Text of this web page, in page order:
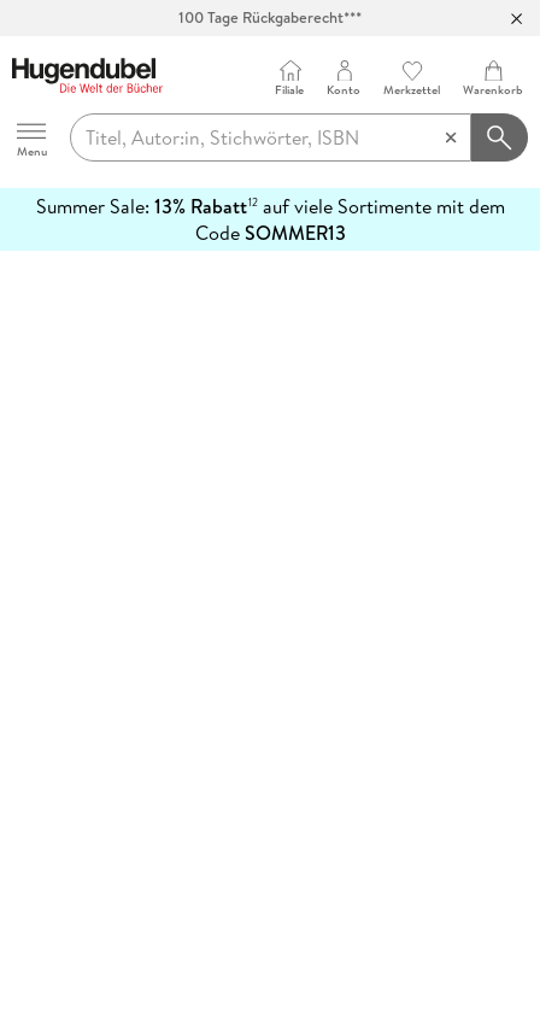
100 Tage Rückgaberecht***
Hugendubel
Menu
Filiale Konto Merkzettel Warenkorb
Summer Sale: 13% Rabatt12auf viele Sortimente mit dem
CodeSOMMER13
erfahren